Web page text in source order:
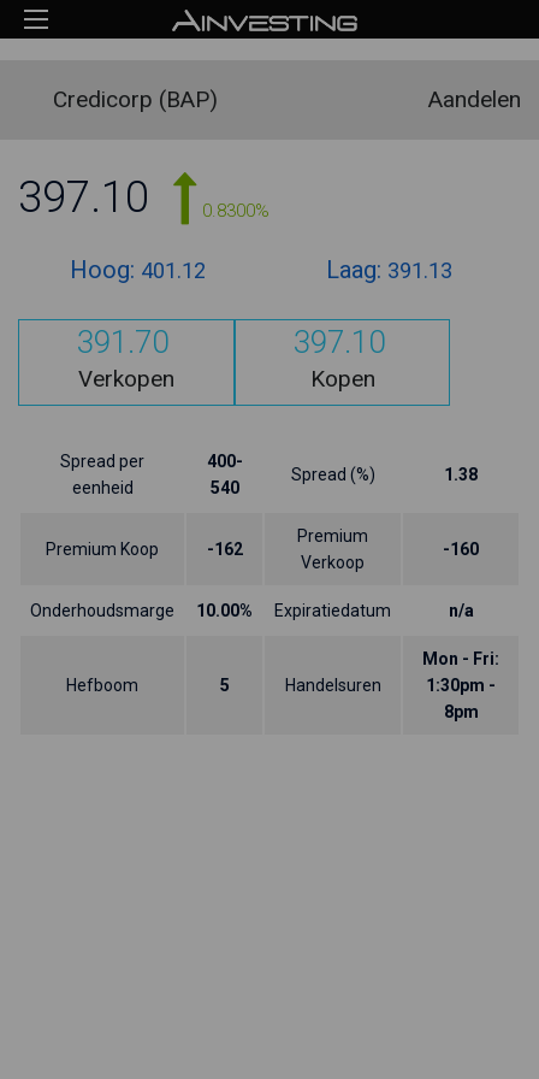
Credicorp (BAP) Aandelen
397.10 0.8300%
Hoog: 401.12 Laag: 391.13
391.70
Verkopen
397.10
Kopen
Spread per
eenheid
400-
540
Spread (%) 1.38
Premium Koop -162
Premium
Verkoop
-160
Onderhoudsmarge 10.00% Expiratiedatum n/a
Hefboom 5 Handelsuren
Mon - Fri:
1:30pm -
8pm